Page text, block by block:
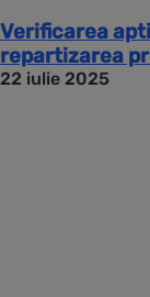
Verificarea
repartizarea
22 iulie 2025